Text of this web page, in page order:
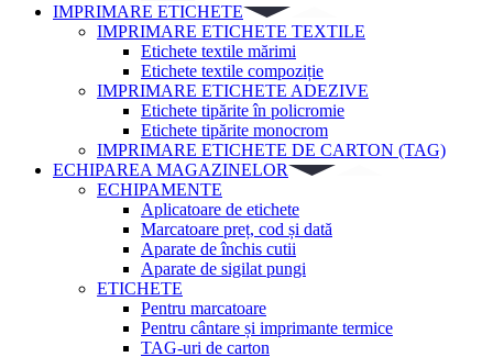
IMPRIMARE ETICHETE
IMPRIMARE ETICHETE TEXTILE
Etichete textile mărimi
Etichete textile compoziție
IMPRIMARE ETICHETE ADEZIVE
Etichete tipărite în policromie
Etichete tipărite monocrom
IMPRIMARE ETICHETE DE CARTON (TAG)
ECHIPAREA MAGAZINELOR
ECHIPAMENTE
Aplicatoare de etichete
Marcatoare preț, cod și dată
Aparate de închis cutii
Aparate de sigilat pungi
ETICHETE
Pentru marcatoare
Pentru cântare și imprimante termice
TAG-uri de carton